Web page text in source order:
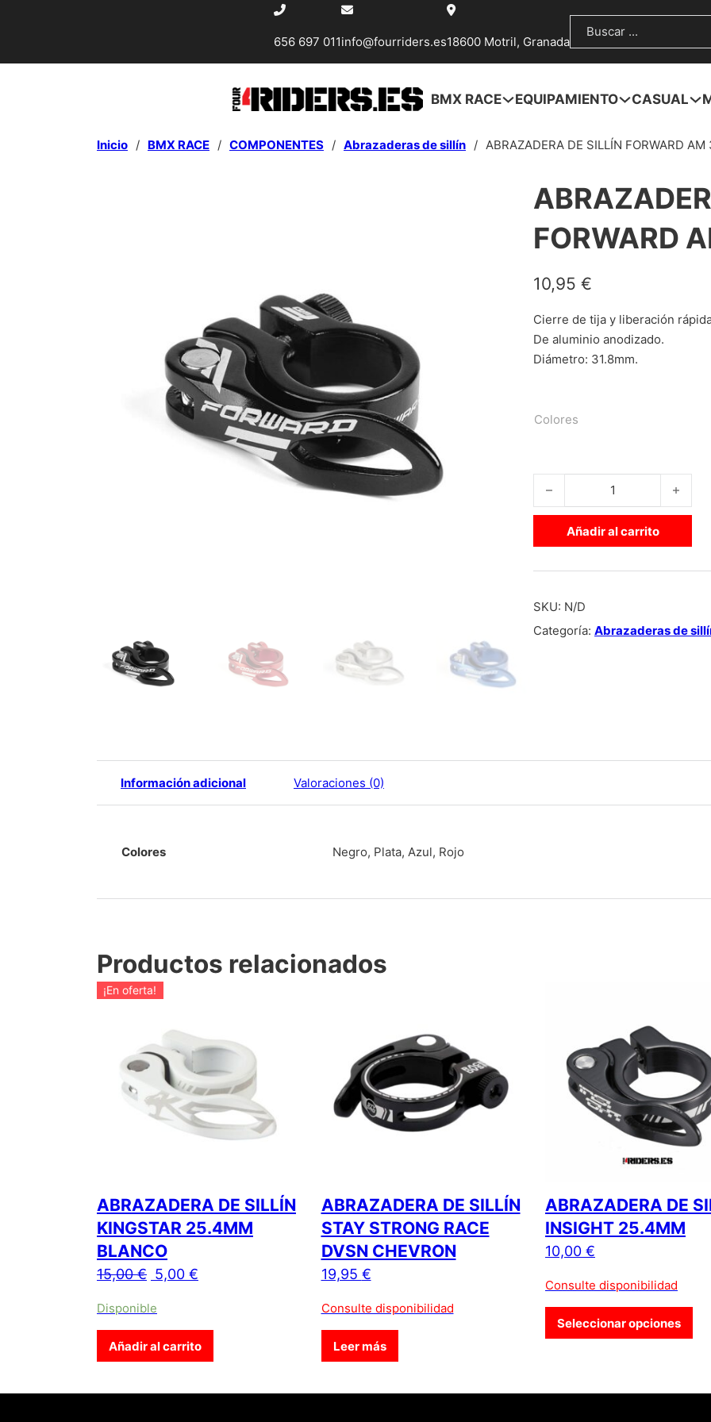
656 697 011info@fourriders.es18600 Motril, GranadaBuscar
BMX RACE EQUIPAMIENTO CASUAL
Inicio / BMX RACE / COMPONENTES / Abrazaderas de sillín / ABRAZADERA DE SILLÍN FORWARD AM
FORWARD
10,95 €
Cierre de tija y liberación
De aluminio anodizado.
Diámetro: 31.8mm.
Colores
ABRAZADERA DE SILLÍN
Añadir al carrito
SKU: N/D
Categoría: Abrazaderas de
Información adicional Valoraciones (0)
Colores Negro, Plata, Azul, Rojo
Productos relacionados
¡En oferta!
ABRAZADERA DE SILLÍN
KINGSTAR 25.4MM
BLANCO
15,00€ El precio original era: 15,00 €.
5,00 € El precio actual es: 5,00 €.
Disponible
Añadir al carrito
ABRAZADERA DE SILLÍN
STAY STRONG RACE
DVSN CHEVRON
19,95 €
Consulte disponibilidad
Leer más
ABRAZADERA DE
INSIGHT 25.4MM
10,00 €
Consulte disponibilidad
Seleccionar opciones